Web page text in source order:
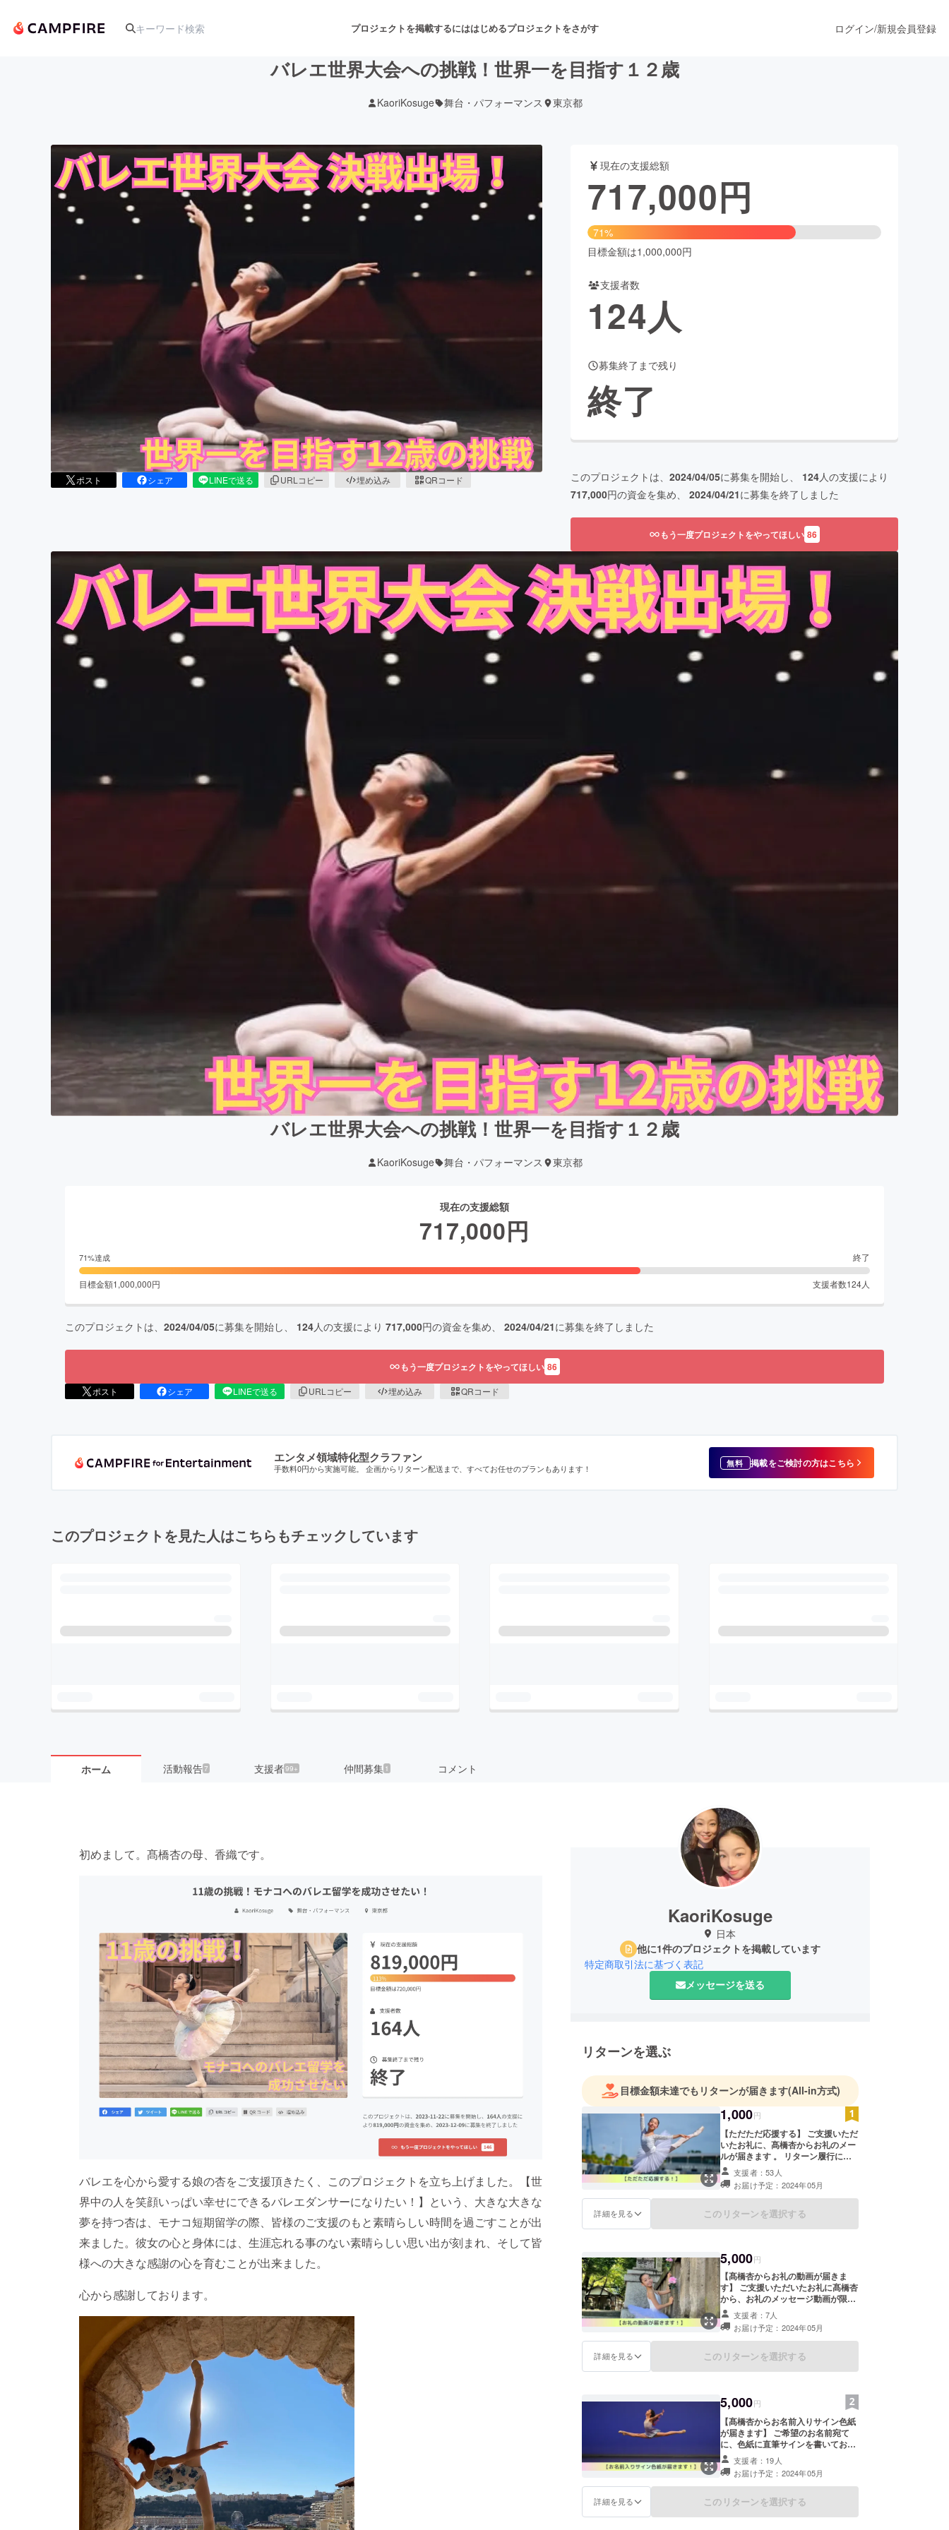
プロジェクトを掲載するにははじめるプロジェクトをさがす
アート・写真 音楽 舞台・パフォーマンス
テクノロジー・ガジェット ゲーム・サービス開発 フード・飲食店 ファッション
ビジネス・起業 チャレンジ ビューティー・ヘルスケア
まちづくり・地域活性化
ログイン/新規会員登録
バレエ世界大会への挑戦！世界一を目指す１２歳
KaoriKosuge 舞台・パフォーマンス 東京都
ポスト シェア LINEで送る URLコピー 埋め込み QRコード
現在の支援総額
717,000円
71%
目標金額は1,000,000円
支援者数
124人
募集終了まで残り
終了
このプロジェクトは、 2024/04/05に募集を開始し、 124人の支援により
717,000円の資金を集め、 2024/04/21に募集を終了しました
もう一度プロジェクトをやってほしい 86
バレエ世界大会への挑戦！世界一を目指す１２歳
KaoriKosuge 舞台・パフォーマンス 東京都
現在の支援総額
717,000円
71%達成 終了
目標金額1,000,000円 支援者数124人
このプロジェクトは、 2024/04/05に募集を開始し、 124人の支援により 717,000円の資金を集め、 2024/04/21に募集を終了しました
もう一度プロジェクトをやってほしい 86
ポスト シェア LINEで送る URLコピー 埋め込み QRコード
エンタメ領域特化型クラファン
手数料0円から実施可能。 企画からリターン配送まで、すべてお任せのプランもあります！ 無料 掲載をご検討の方はこちら
このプロジェクトを見た人はこちらもチェックしています
ホーム 活動報告7 支援者99+ 仲間募集 1 コメント
初めまして。髙橋杏の母、香織です。
バレエを心から愛する娘の杏をご支援頂きたく、このプロジェクトを立ち上げました。【世
界中の人を笑顔いっぱい幸せにできるバレエダンサーになりたい！】という、大きな大きな
夢を持つ杏は、モナコ短期留学の際、皆様のご支援のもと素晴らしい時間を過ごすことが出
来ました。彼女の心と身体には、生涯忘れる事のない素晴らしい思い出が刻まれ、そして皆
様への大きな感謝の心を育むことが出来ました。
心から感謝しております。
KaoriKosuge
日本
他に1件のプロジェクトを掲載しています
特定商取引法に基づく表記
メッセージを送る
リターンを選ぶ
目標金額未達でもリターンが届きます(All-in方式)
1,000円
【ただただ応援する】 ご支援いただ
いたお礼に、髙橋杏からお礼のメー
ルが届きます 。 リターン履行に殆
ど経費がかからない為、ご支援いた
だいた金額のほぼ全てを活動費に充
当させていただきます。
支援者：53人
お届け予定：2024年05月
詳細を見る このリターンを選択する
5,000円
【髙橋杏からお礼の動画が届きま
す】 ご支援いただいたお礼に髙橋杏
から、お礼のメッセージ動画が限定
公開URLにて届きます。(1分以内)
お名前を動画内で読み上げさせてい
ただきますので、備考欄にお名前と
読み方をご記入ください。 (原則一
年間 閲覧可能、15文字以内でご記
為、ご支援いただいた金額のほぼ全
てを活動費に充当させていただきま
す。
支援者：7人
お届け予定：2024年05月
詳細を見る このリターンを選択する
5,000円
【髙橋杏からお名前入りサイン色紙
が届きます】 ご希望のお名前宛て
に、色紙に直筆サインを書いてお届
けします。 ✳︎備考欄にご希望のお宛
名をご記入ください 15文字以内で
ご記入ください。公序良俗に反する
ものは不可とさせていただきます。
支援者：19人
お届け予定：2024年05月
詳細を見る このリターンを選択する